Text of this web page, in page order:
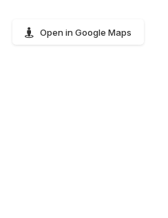
Open in Google Maps